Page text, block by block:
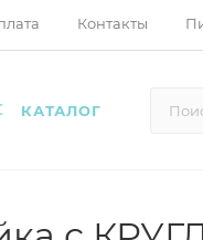
Контакты
КАТАЛОГ